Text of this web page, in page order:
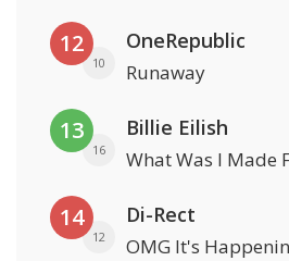
12
10
OneRepublic
Runaway
13
16
Billie Eilish
What Was I Made
14
12
Di-Rect
OMG It's